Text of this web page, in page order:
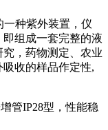
一种紫外装置，仪
即组成一套完整的液
，药物测定、农业
收的样品作定性,
管IP28型，性能稳